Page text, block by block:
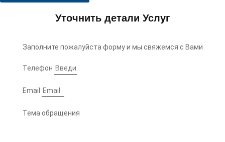
Уточнить детали Услуг
Заполните пожалуйста форму и мы свяжемся с Вами
Телефон
Email
Тема обращения